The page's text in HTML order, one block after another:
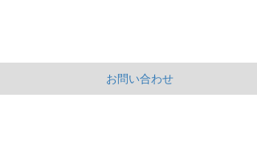
お問い合わせ